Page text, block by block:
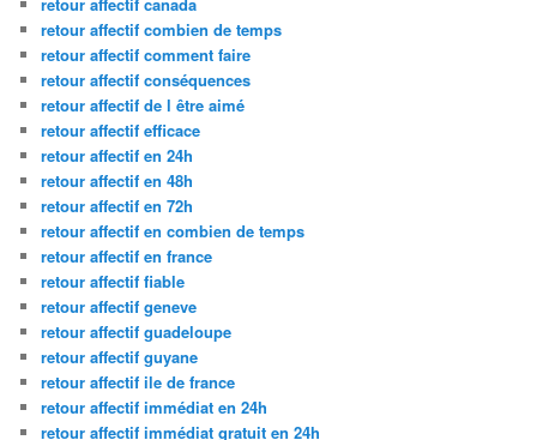
retour affectif combien de temps
retour affectif comment faire
retour affectif conséquences
retour affectif de l être aimé
retour affectif efficace
retour affectif en 24h
retour affectif en 48h
retour affectif en 72h
retour affectif en combien de temps
retour affectif en france
retour affectif fiable
retour affectif geneve
retour affectif guadeloupe
retour affectif guyane
retour affectif ile de france
retour affectif immédiat en 24h
retour affectif immédiat gratuit en 24h